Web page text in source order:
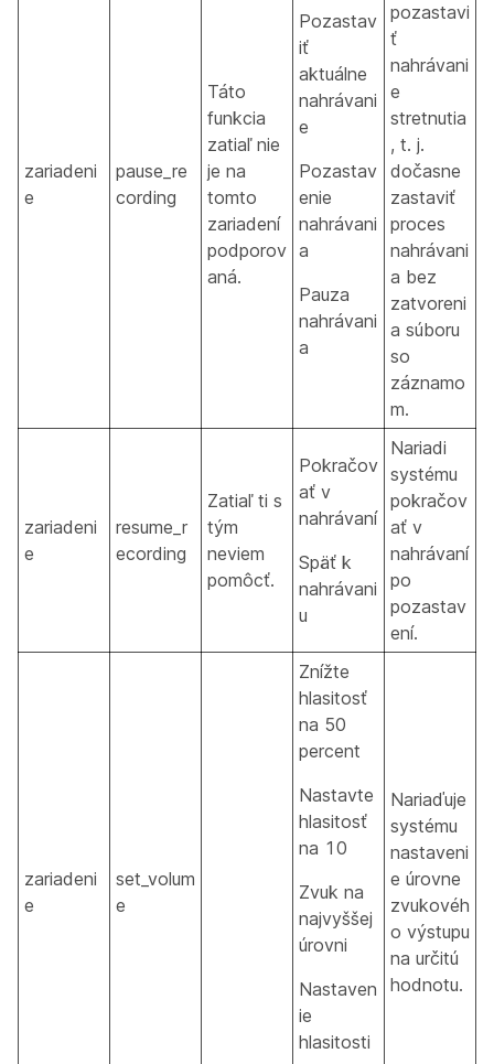
zariadeni
e
pause_re
cording
Táto
funkcia
zatiaľ nie
je na
tomto
zariadení
podporov
aná.
Pozastav
iť
aktuálne
nahrávani
e
Pozastav
enie
nahrávani
a
Pauza
nahrávani
a
pozastavi
ť
nahrávani
e
stretnutia
, t. j.
dočasne
zastaviť
proces
nahrávani
a bez
zatvoreni
a súboru
so
záznamo
m.
zariadeni
e
resume_r
ecording
Zatiaľ ti s
tým
neviem
pomôcť.
Pokračov
ať v
nahrávaní
Späť k
nahrávani
u
Nariadi
systému
pokračov
ať v
nahrávaní
po
pozastav
ení.
zariadeni
e
set_volum
e
Znížte
hlasitosť
na 50
percent
Nastavte
hlasitosť
na 10
Zvuk na
najvyššej
úrovni
Nastaven
ie
hlasitosti
Nariaďuje
systému
nastaveni
e úrovne
zvukovéh
o výstupu
na určitú
hodnotu.